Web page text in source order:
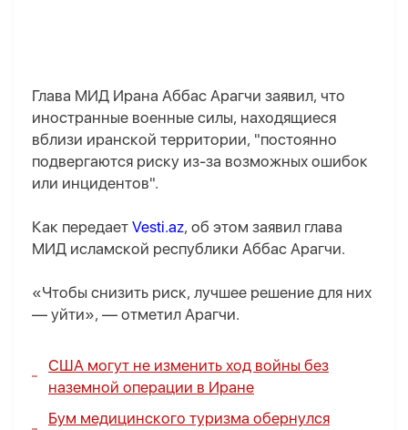
Глава МИД Ирана Аббас Арагчи заявил, что
иностранные военные силы, находящиеся
вблизи иранской территории, "постоянно
подвергаются риску из-за возможных ошибок
или инцидентов".
Как передает Vesti.az, об этом заявил глава
МИД исламской республики Аббас Арагчи.
«Чтобы снизить риск, лучшее решение для них
— уйти», — отметил Арагчи.
США могут не изменить ход войны без
наземной операции в Иране
Бум медицинского туризма обернулся